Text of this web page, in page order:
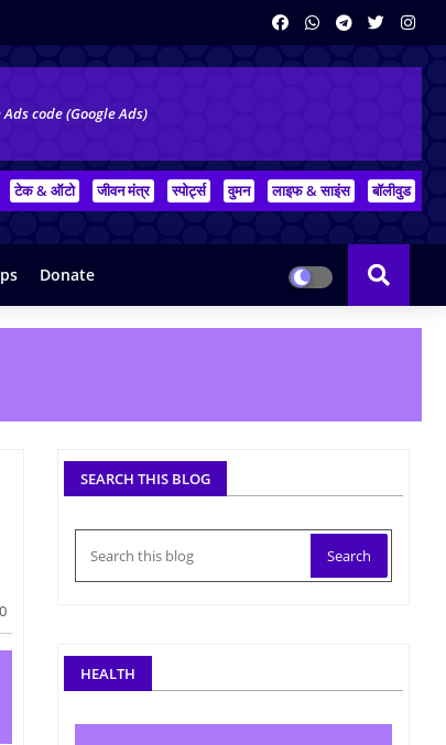
code (Google Ads)
टेक & ऑटो जीवन मंत्र स्पोर्ट्स वुमन लाइफ & साइंस बॉलीवुड
Donate
0
SEARCH THIS BLOG
HEALTH